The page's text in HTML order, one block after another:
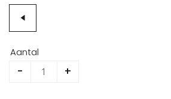
naar
Aantal
- +